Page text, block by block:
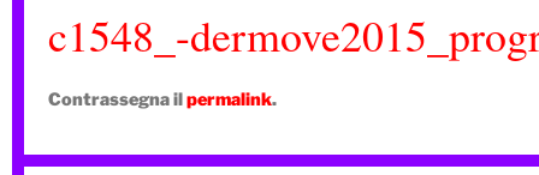
c1548_-
Contrassegna ilpermalink.